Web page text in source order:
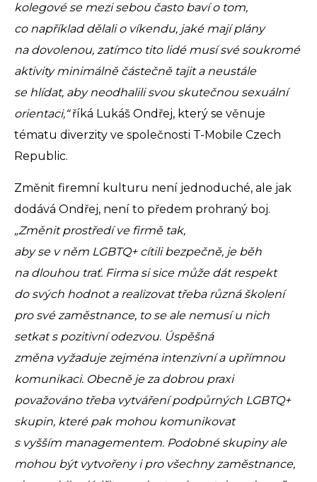
kolegové se mezi sebou často baví o tom,
co například dělali o víkendu, jaké mají plány
na dovolenou, zatímco tito lidé musí své soukromé
aktivity minimálně částečně tajit a neustále
se hlídat, aby neodhalili svou skutečnou sexuální
orientaci,“říká Lukáš Ondřej, který se věnuje
tématu diverzity ve společnosti T-Mobile Czech
Republic.
Změnit firemní kulturu není jednoduché, ale jak
dodává Ondřej, není to předem prohraný boj.
„Změnit prostředí ve firmě tak,
aby se v něm LGBTQ+ cítili bezpečně, je běh
na dlouhou trať. Firma si sice může dát respekt
do svých hodnot a realizovat třeba různá školení
pro své zaměstnance, to se ale nemusí u nich
setkat s pozitivní odezvou. Úspěšná
změna vyžaduje zejména intenzivní a upřímnou
komunikaci. Obecně je za dobrou praxi
považováno třeba vytváření podpůrných LGBTQ+
skupin, které pak mohou komunikovat
s vyšším managementem. Podobné skupiny ale
mohou být vytvořeny i pro všechny zaměstnance,